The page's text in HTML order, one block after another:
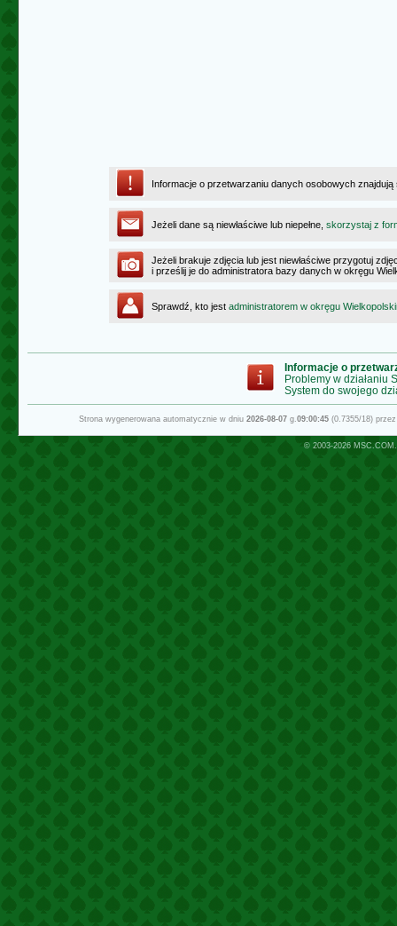
Informacje o przetwarzaniu danych osobowych
Jeżeli dane są niewłaściwe lub niepełne, skorzystaj z
Jeżeli brakuje zdjęcia lub jest niewłaściwe przygotuj
i prześlij je do administratora bazy danych w okręgu
Sprawdź, kto jest administratorem w okręgu
Informacje o
Problemy w działaniu
System do swojego
Strona wygenerowana automatycznie w dniu 2026-08-07g.09:00:45(0.7355/18)
© 2003-2026